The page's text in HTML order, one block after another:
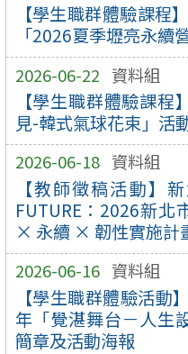
【學生職群體驗課程
「2026夏季壢亮永續
2026-06-22 資料組
【學生職群體驗課
見-韓式氣球花束」活
2026-06-18 資料組
【教師徵稿活動】
FUTURE：2026新北
× 永續 × 韌性實施計
2026-06-16 資料組
【學生職群體驗活動
年「覺湛舞台－人生
簡章及活動海報